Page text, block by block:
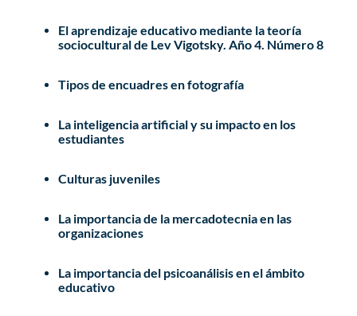
El aprendizaje educativo mediante la teoría
sociocultural de Lev Vigotsky. Año 4. Número 8
Tipos de encuadres en fotografía
La inteligencia artificial y su impacto en los
estudiantes
Culturas juveniles
La importancia de la mercadotecnia en las
organizaciones
La importancia del psicoanálisis en el ámbito
educativo